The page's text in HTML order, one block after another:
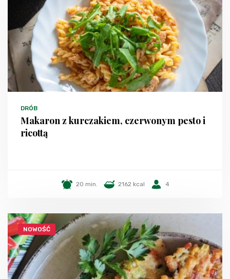
DRÓB
Makaron z kurczakiem, czerwonym pesto i
ricottą
20 min. 2162 kcal 4
NOWOŚĆ